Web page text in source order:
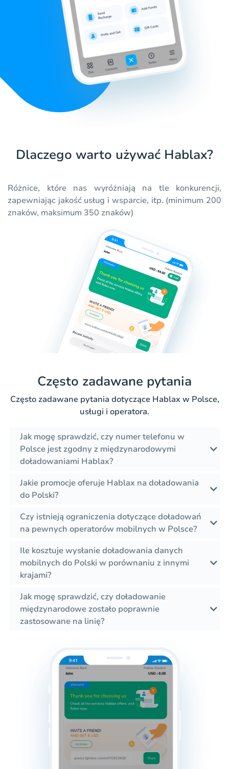
Dlaczego warto używać Hablax?
Różnice, które nas wyróżniają na tle konkurencji,
zapewniając jakość usług i wsparcie, itp. (minimum 200
znaków, maksimum 350 znaków)
Często zadawane pytania
Często zadawane pytania dotyczące Hablax w Polsce,
usługi i operatora.
Jak mogę sprawdzić, czy numer telefonu w
Polsce jest zgodny z międzynarodowymi
doładowaniami Hablax?
Jakie promocje oferuje Hablax na doładowania
do Polski?
Czy istnieją ograniczenia dotyczące doładowań
na pewnych operatorów mobilnych w Polsce?
Ile kosztuje wysłanie doładowania danych
mobilnych do Polski w porównaniu z innymi
krajami?
Jak mogę sprawdzić, czy doładowanie
międzynarodowe zostało poprawnie
zastosowane na linię?